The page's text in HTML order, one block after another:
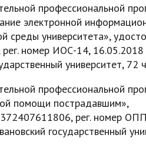
профессиональной
электронной
среды университета»,
номер ИОС-14, 16.05.2018
университет, 72
профессиональной
помощи пострадавшим»,
рег. номер
государственный